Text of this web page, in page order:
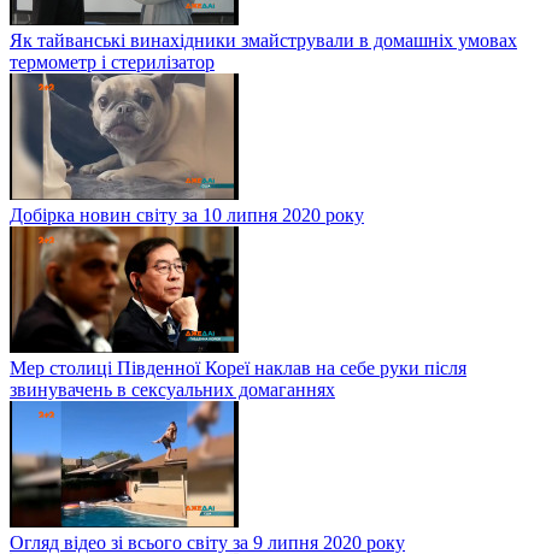
Як тайванські винахідники змайстрували в домашніх умовах
термометр і стерилізатор
Добірка новин світу за 10 липня 2020 року
Мер столиці Південної Кореї наклав на себе руки після
звинувачень в сексуальних домаганнях
Огляд відео зі всього світу за 9 липня 2020 року